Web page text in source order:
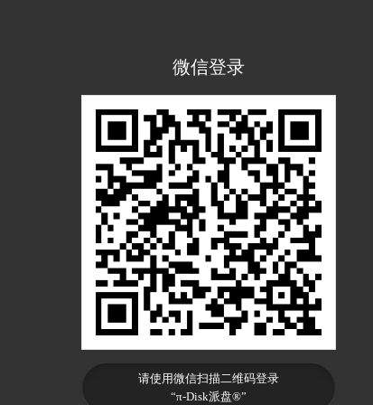
微信登录
请使用微信扫描二维码登录
“π-Disk派盘®”